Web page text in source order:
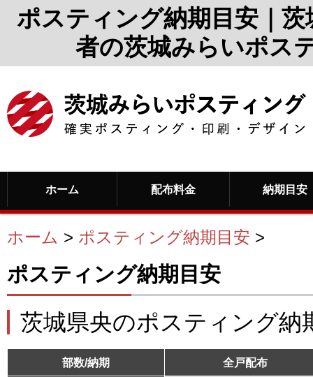
ポスティング納期目安｜
者の茨城みらいポス
ホーム 配布料金 納期目安
ホーム > ポスティング納期目安 >
ポスティング納期目安
茨城県央のポスティング納
部数/納期 全戸配布